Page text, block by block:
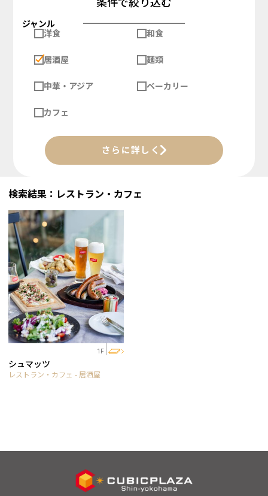
ジャンル
洋食
和食
居酒屋 麺類
中華・アジア ベーカリー
カフェ
さらに詳しく
検索結果：レストラン・カフェ
1F
シュマッツ
レストラン・カフェ - 居酒屋